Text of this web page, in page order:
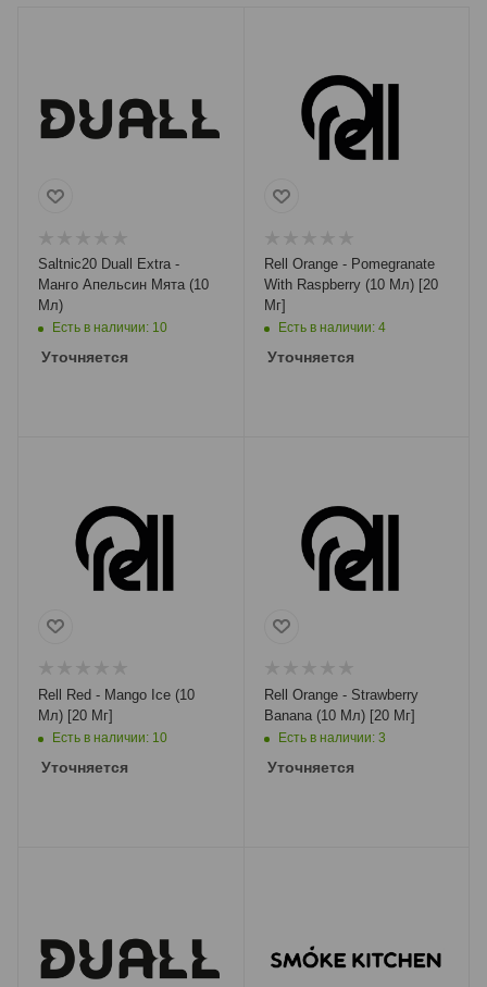
Saltnic20 Duall Extra -
Манго Апельсин Мята (10
Мл)
Есть в наличии: 10
Уточняется
Rell Orange - Pomegranate
With Raspberry (10 Мл) [20
Мг]
Есть в наличии: 4
Уточняется
Rell Red - Mango Ice (10
Мл) [20 Мг]
Есть в наличии: 10
Уточняется
Rell Orange - Strawberry
Banana (10 Мл) [20 Мг]
Есть в наличии: 3
Уточняется